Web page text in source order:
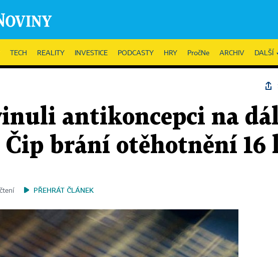
TECH REALITY INVESTICE PODCASTY HRY PročNe ARCHIV DALŠÍ
antikoncepci na
brání otěhotnění 16
PŘEHRÁT ČLÁNEK